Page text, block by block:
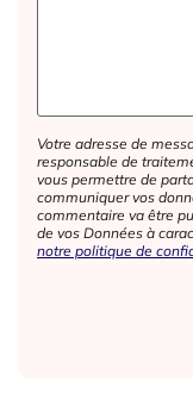
Votre adresse de
responsable de
vous permettre de
communiquer vos
commentaire va être
de vos Données à
notre politique de